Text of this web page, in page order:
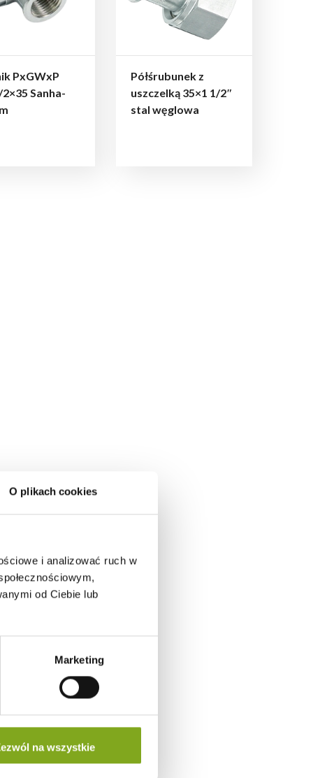
O plikach cookies
i analizować ruch w
od Ciebie lub
Marketing
na wszystkie
PxGWxP
Sanha-
Półśrubunek z
uszczelką 35×1 1/2″
stal węglowa